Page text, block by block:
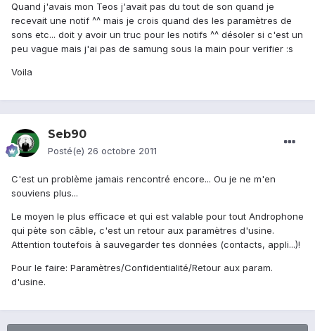
Quand j'avais mon Teos j'avait pas du tout de son quand je
recevait une notif ^^ mais je crois quand des les paramètres de
sons etc... doit y avoir un truc pour les notifs ^^ désoler si c'est un
peu vague mais j'ai pas de samung sous la main pour verifier :s
Voila
Seb90
Posté(e) 26 octobre 2011
C'est un problème jamais rencontré encore... Ou je ne m'en
souviens plus...
Le moyen le plus efficace et qui est valable pour tout Androphone
qui pète son câble, c'est un retour aux paramètres d'usine.
Attention toutefois à sauvegarder tes données (contacts, appli...)!
Pour le faire: Paramètres/Confidentialité/Retour aux param.
d'usine.